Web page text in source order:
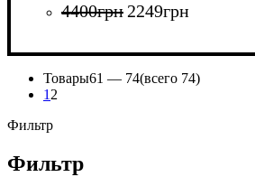
4400грн 2249грн
Товары61 — 74(всего 74)
1 2
Фильтр
Фильтр